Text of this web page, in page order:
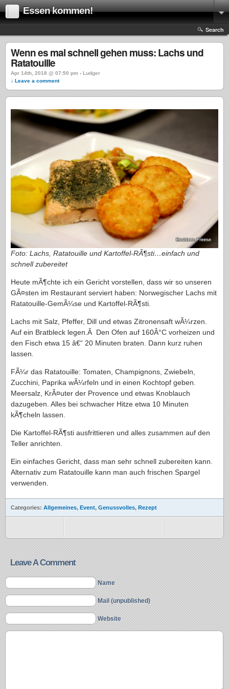
Essen kommen!
Search
Wenn es mal schnell gehen muss: Lachs und
Ratatouille
Apr 14th, 2018 @ 07:50 pm › Ludger
↓ Leave a comment
Foto: Lachs, Ratatouille und Kartoffel-RÃ¶sti…einfach und
schnell zubereitet
Heute mÃ¶chte ich ein Gericht vorstellen, dass wir so unseren
GÃ¤sten im Restaurant serviert haben: Norwegischer Lachs mit
Ratatouille-GemÃ¼se und Kartoffel-RÃ¶sti.
Lachs mit Salz, Pfeffer, Dill und etwas Zitronensaft wÃ¼rzen.
Auf ein Bratbleck legen.Â Den Ofen auf 160Â°C vorheizen und
den Fisch etwa 15 â€“ 20 Minuten braten. Dann kurz ruhen
lassen.
FÃ¼r das Ratatouille: Tomaten, Champignons, Zwiebeln,
Zucchini, Paprika wÃ¼rfeln und in einen Kochtopf geben.
Meersalz, KrÃ¤uter der Provence und etwas Knoblauch
dazugeben. Alles bei schwacher Hitze etwa 10 Minuten
kÃ¶cheln lassen.
Die Kartoffel-RÃ¶sti ausfrittieren und alles zusammen auf den
Teller anrichten.
Ein einfaches Gericht, dass man sehr schnell zubereiten kann.
Alternativ zum Ratatouille kann man auch frischen Spargel
verwenden.
Categories: Allgemeines, Event, Genussvolles, Rezept
Leave A Comment
Name
Mail (unpublished)
Website